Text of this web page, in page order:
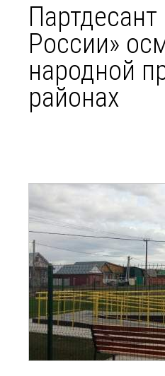
России»
народной
районах